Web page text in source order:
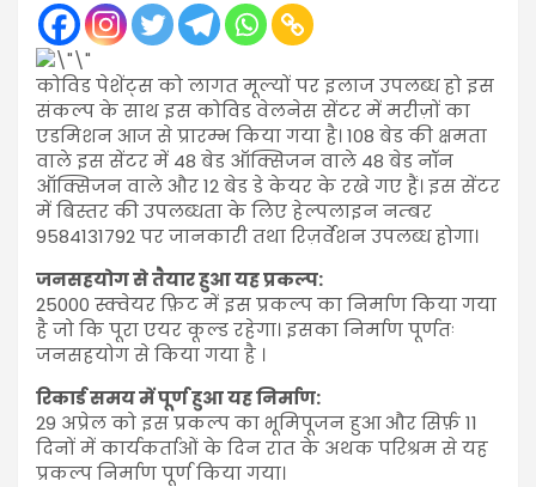
कोविड पेशेंट्स को लागत मूल्यों पर इलाज उपलब्ध हो इस
संकल्प के साथ इस कोविड वेलनेस सेंटर में मरीज़ों का
एडमिशन आज से प्रारम्भ किया गया है। 108 बेड की क्षमता
वाले इस सेंटर में 48 बेड ऑक्सिजन वाले 48 बेड नॉन
ऑक्सिजन वाले और 12 बेड डे केयर के रखे गए हैं। इस सेंटर
में बिस्तर की उपलब्धता के लिए हेल्पलाइन नम्बर
9584131792 पर जानकारी तथा रिज़र्वेशन उपलब्ध होगा।
जनसहयोग से तैयार हुआ यह प्रकल्प:
25000 स्क्वेयर फ़िट में इस प्रकल्प का निर्माण किया गया
है जो कि पूरा एयर कूल्ड रहेगा। इसका निर्माण पूर्णतः
जनसहयोग से किया गया है ।
रिकार्ड समय में पूर्ण हुआ यह निर्माण:
29 अप्रेल को इस प्रकल्प का भूमिपूजन हुआ और सिर्फ़ 11
दिनों में कार्यकर्ताओं के दिन रात के अथक परिश्रम से यह
प्रकल्प निर्माण पूर्ण किया गया।